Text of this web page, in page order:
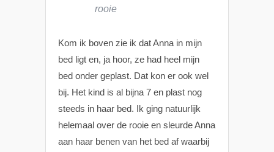
rooie
Kom ik boven zie ik dat Anna in mijn
bed ligt en, ja hoor, ze had heel mijn
bed onder geplast. Dat kon er ook wel
bij. Het kind is al bijna 7 en plast nog
steeds in haar bed. Ik ging natuurlijk
helemaal over de rooie en sleurde Anna
aan haar benen van het bed af waarbij